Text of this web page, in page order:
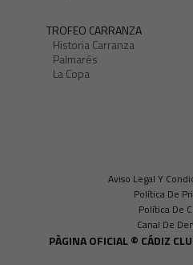
TROFEO CARRANZA
Historia Carranza
Palmarés
La Copa
Aviso Legal Y
Política De
Política De
Canal De
PÀGINA OFICIAL © CÁDIZ